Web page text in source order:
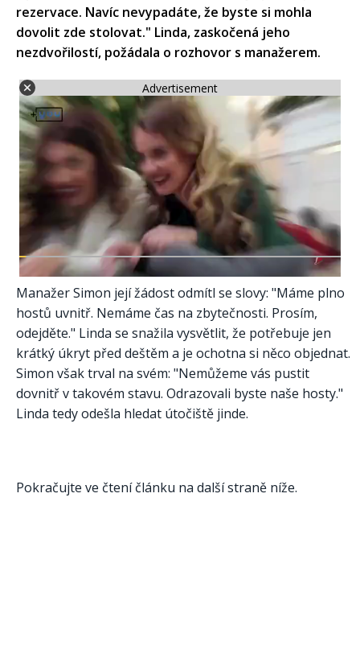
rezervace. Navíc nevypadáte, že byste si mohla
dovolit zde stolovat." Linda, zaskočená jeho
nezdvořilostí, požádala o rozhovor s manažerem.
Advertisement
Manažer Simon její žádost odmítl se slovy: "Máme plno
hostů uvnitř. Nemáme čas na zbytečnosti. Prosím,
odejděte." Linda se snažila vysvětlit, že potřebuje jen
krátký úkryt před deštěm a je ochotna si něco objednat.
Simon však trval na svém: "Nemůžeme vás pustit
dovnitř v takovém stavu. Odrazovali byste naše hosty."
Linda tedy odešla hledat útočiště jinde.
Pokračujte ve čtení článku na další straně níže.